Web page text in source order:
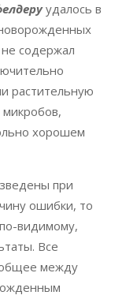
удалось в
содержал
растительную
хорошем
при
ошибки, то
видимому,
Все
между